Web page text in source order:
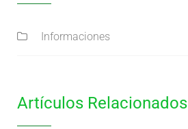
Informaciones
Artículos Relacionados